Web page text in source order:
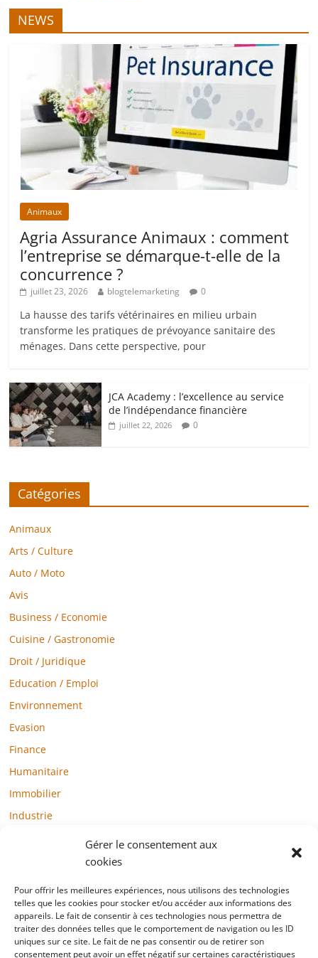
Gérer le consentement aux
cookies
Pour offrir les meilleures expériences, nous utilisons des technologies
telles que les cookies pour stocker et/ou accéder aux informations des
appareils. Le fait de consentir à ces technologies nous permettra de
traiter des données telles que le comportement de navigation ou les ID
uniques sur ce site. Le fait de ne pas consentir ou de retirer son
consentement peut avoir un effet négatif sur certaines caractéristiques
NEWS
Animaux
Agria Assurance Animaux : comment
l’entreprise se démarque-t-elle de la
concurrence ?
juillet 23, 2026 blogtelemarketing 0
La hausse des tarifs vétérinaires en milieu urbain
transforme les pratiques de prévoyance sanitaire des
ménages. Dans cette perspective, pour
JCA Academy : l’excellence au service
de l’indépendance financière
juillet 22, 2026 0
Catégories
Animaux
Arts / Culture
Auto / Moto
Avis
Business / Economie
Cuisine / Gastronomie
Droit / Juridique
Education / Emploi
Environnement
Evasion
Finance
Humanitaire
Immobilier
Industrie
Mode / Beauté / Bien-être
Santé
Société